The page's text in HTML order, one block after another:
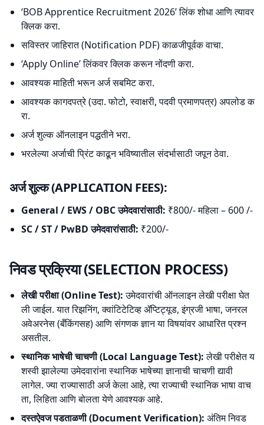
‘BOB Apprentice Recruitment 2026’ लिंक शोधा आणि त्यावर
क्लिक करा.
सविस्तर जाहिरात (Notification PDF) काळजीपूर्वक वाचा.
‘Apply Online’ लिंकवर क्लिक करून नोंदणी करा.
आवश्यक माहिती भरून अर्ज सबमिट करा.
आवश्यक कागदपत्रे (उदा. फोटो, स्वाक्षरी, पदवी प्रमाणपत्र) अपलोड क
रा.
अर्ज शुल्क ऑनलाइन पद्धतीने भरा.
भरलेल्या अर्जाची प्रिंट काढून भविष्यातील संदर्भासाठी जपून ठेवा.
अर्ज शुल्क (APPLICATION FEES):
General / EWS / OBC उमेदवारांसाठी: ₹800/- महिला – 600 /-
SC / ST / PwBD उमेदवारांसाठी: ₹200/-
निवड प्रक्रिया (SELECTION PROCESS)
लेखी परीक्षा (Online Test):उमेदवारांची ऑनलाइन लेखी परीक्षा घेत
ली जाईल. यात रिझनिंग, क्वांटिटेटिव्ह ॲप्टिट्यूड, इंग्रजी भाषा, जनरल
अवेअरनेस (बँकिंगसह) आणि संगणक ज्ञान या विषयांवर आधारित प्रश्न
असतील.
स्थानिक भाषेची चाचणी (Local Language Test):लेखी परीक्षेत य
शस्वी झालेल्या उमेदवारांना स्थानिक भाषेच्या ज्ञानाची चाचणी द्यावी
लागेल. ज्या राज्यासाठी अर्ज केला आहे, त्या राज्याची स्थानिक भाषा वाच
ता, लिहिता आणि बोलता येणे आवश्यक आहे.
दस्तऐवज पडताळणी (Document Verification): अंतिम निवड